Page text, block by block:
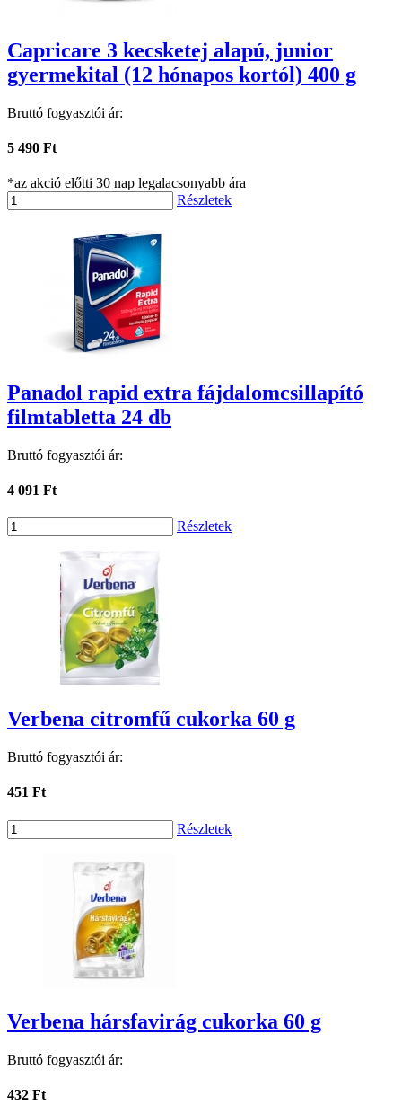
Capricare 3 kecsketej alapú, junior
gyermekital (12 hónapos kortól) 400 g
Bruttó fogyasztói ár:
5 490 Ft
*az akció előtti 30 nap legalacsonyabb ára
Részletek
Panadol rapid extra fájdalomcsillapító
filmtabletta 24 db
Bruttó fogyasztói ár:
4 091 Ft
Részletek
Verbena citromfű cukorka 60 g
Bruttó fogyasztói ár:
451 Ft
Részletek
Verbena hársfavirág cukorka 60 g
Bruttó fogyasztói ár:
432 Ft